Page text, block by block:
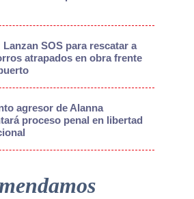
Lanzan SOS para rescatar a
atrapados en obra frente
agresor de Alanna
proceso penal en libertad